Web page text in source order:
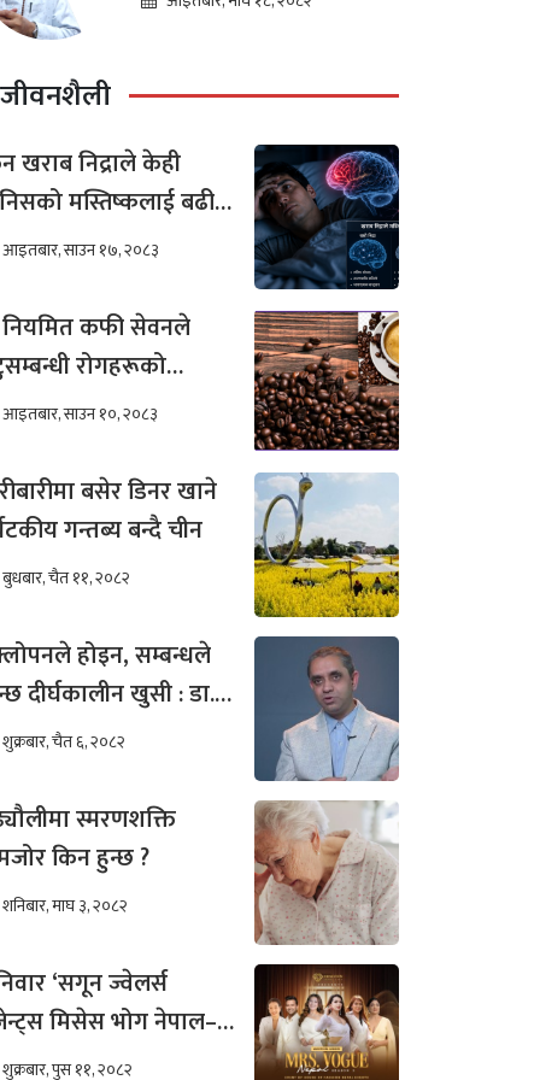
जीवनशैली
खराब निद्राले केही
मस्तिष्कलाई बढी
गर्छ ?
आइतबार, साउन १७, २०८३
कफी सेवनले
रोगहरूको
कम हुन्छ ?
आइतबार, साउन १०, २०८३
बसेर डिनर खाने
गन्तब्य बन्दै चीन
बुधबार, चैत ११, २०८२
होइन, सम्बन्धले
दीर्घकालीन खुसी : डा.
अख्तर
शुक्रबार, चैत ६, २०८२
स्मरणशक्ति
किन हुन्छ ?
शनिबार, माघ ३, २०८२
‘सगून ज्वेलर्स
मिसेस भोग नेपाल–
अडिसन
शुक्रबार, पुस ११, २०८२